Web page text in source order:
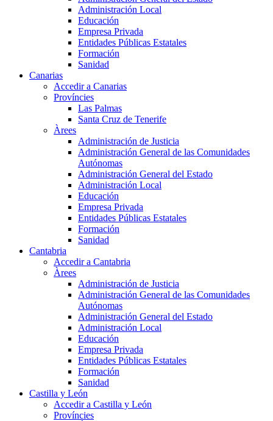
Administración Local
Educación
Empresa Privada
Entidades Públicas Estatales
Formación
Sanidad
Canarias
Accedir a Canarias
Províncies
Las Palmas
Santa Cruz de Tenerife
Àrees
Administración de Justicia
Administración General de las Comunidades
Autónomas
Administración General del Estado
Administración Local
Educación
Empresa Privada
Entidades Públicas Estatales
Formación
Sanidad
Cantabria
Accedir a Cantabria
Àrees
Administración de Justicia
Administración General de las Comunidades
Autónomas
Administración General del Estado
Administración Local
Educación
Empresa Privada
Entidades Públicas Estatales
Formación
Sanidad
Castilla y León
Accedir a Castilla y León
Províncies